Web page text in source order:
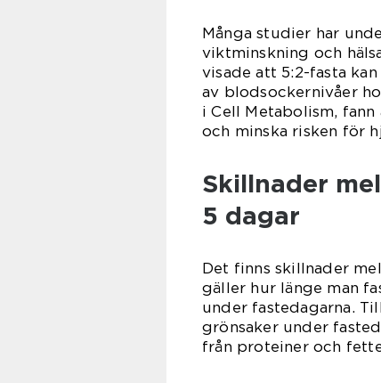
Många studier har
viktminskning och
visade att 5:2-fasta
av blodsockernivåer
i Cell Metabolism,
och minska risken för
Skillnader
5 dagar
Det finns skillnader
gäller hur länge man
under fastedagarna.
grönsaker under
från proteiner och